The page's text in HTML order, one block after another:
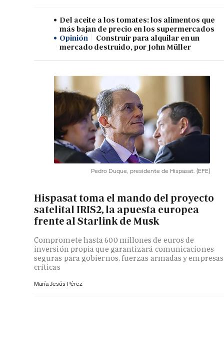
Del aceite a los tomates: los alimentos que
más bajan de precio en los supermercados
Opinión
Construir para alquilar en un
mercado destruido, por John Müller
Pedro Duque, presidente de Hispasat. (EFE)
Hispasat toma el mando del proyecto
satelital IRIS2, la apuesta europea
frente al Starlink de Musk
Compromete hasta 600 millones de euros de
inversión propia que garantizará comunicaciones
seguras para gobiernos, fuerzas armadas y empresas
críticas
María Jesús Pérez